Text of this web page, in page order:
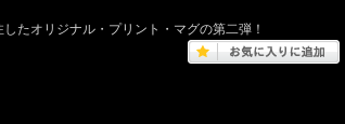
たオリジナル・プリント・マグの第二弾！